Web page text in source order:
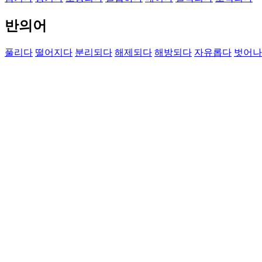
반의어
풀리다 떨어지다 분리되다 해제되다 해방되다 자유롭다 벗어